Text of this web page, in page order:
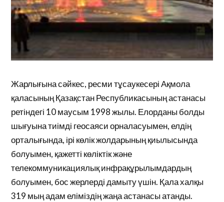
Жарлығына сәйкес, ресми тұсаукесері Ақмола
қаласының Қазақстан Республикасының астанасы
ретіндегі 10 маусым 1998 жылы. Елорданы болды
шығуына тиімді геосаяси орналасуымен, елдің
орталығында, ірі көлік жолдарының қиылысында
болуымен, қажетті көліктік және
телекоммуникациялық инфрақұрылымдардың
болуымен, бос жерлерді дамыту үшін. Қала халқы
319 мың адам еліміздің жаңа астанасы атанды.